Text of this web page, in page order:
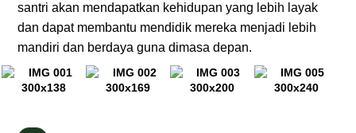
santri akan mendapatkan kehidupan yang lebih layak
dan dapat membantu mendidik mereka menjadi lebih
mandiri dan berdaya guna dimasa depan.